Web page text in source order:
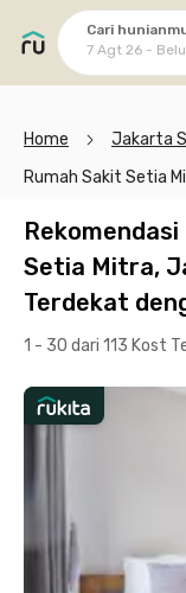
Cari
7 Agt 26 -
Home Jakarta
Rumah Sakit Setia
Setia Mitra,
Terdekat
1 - 30 dari 113 Kost